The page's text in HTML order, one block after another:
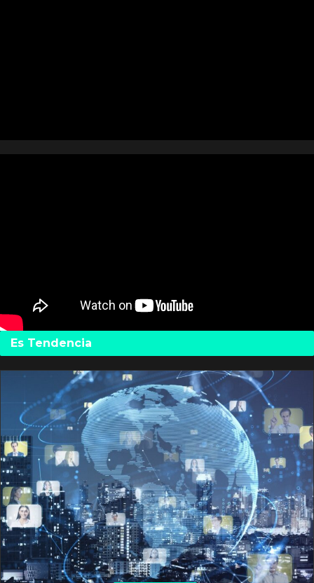
Es Tendencia